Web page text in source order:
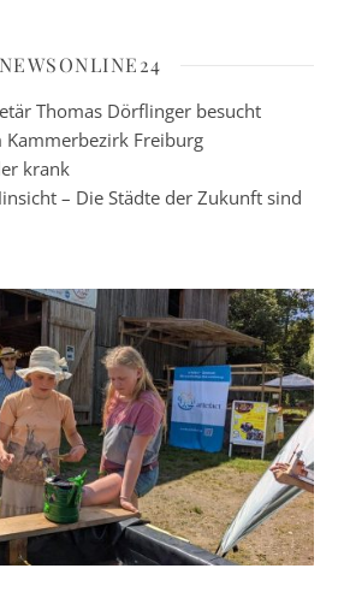
NEWSONLINE24
Thomas Dörflinger besucht
Freiburg
krank
– Die Städte der Zukunft sind